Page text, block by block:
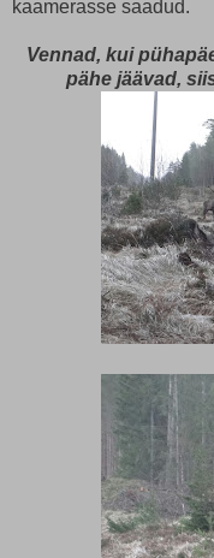
kaamerasse saadud.
Vennad, kui
pähe jäävad,